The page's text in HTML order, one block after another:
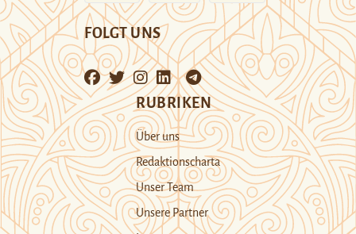
FOLGT UNS
RUBRIKEN
Über uns
Redaktionscharta
Unser Team
Unsere Partner